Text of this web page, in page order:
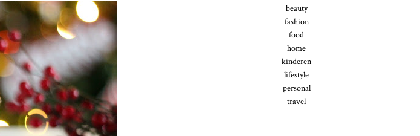
beauty
fashion
food
home
kinderen
lifestyle
personal
travel